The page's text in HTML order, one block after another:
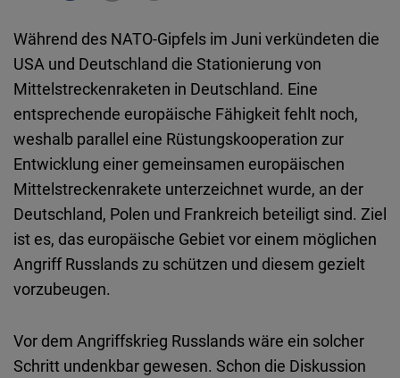
Während des NATO-Gipfels im Juni verkündeten die
USA und Deutschland die Stationierung von
Mittelstreckenraketen in Deutschland. Eine
entsprechende europäische Fähigkeit fehlt noch,
weshalb parallel eine Rüstungskooperation zur
Entwicklung einer gemeinsamen europäischen
Mittelstreckenrakete unterzeichnet wurde, an der
Deutschland, Polen und Frankreich beteiligt sind. Ziel
ist es, das europäische Gebiet vor einem möglichen
Angriff Russlands zu schützen und diesem gezielt
vorzubeugen.
Vor dem Angriffskrieg Russlands wäre ein solcher
Schritt undenkbar gewesen. Schon die Diskussion
Maps
Embed
Cloudinary
Flickr
Embed
Newsletter2go
Embed
Embed